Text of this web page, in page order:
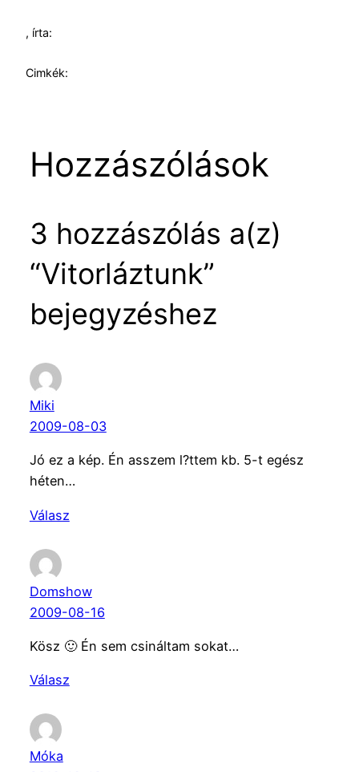
, írta:
Cimkék:
Hozzászólások
3 hozzászólás a(z)
“Vitorláztunk”
bejegyzéshez
Miki
2009-08-03
Jó ez a kép. Én asszem l?ttem kb. 5-t egész
héten…
Válasz
Domshow
2009-08-16
Kösz 🙂 Én sem csináltam sokat…
Válasz
Móka